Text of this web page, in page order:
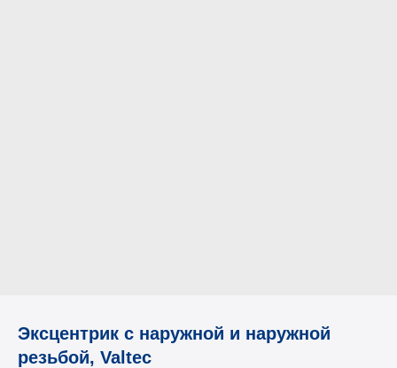
Эксцентрик с наружной и наружной
резьбой, Valtec